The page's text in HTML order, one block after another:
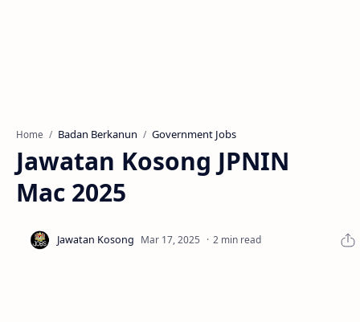
Home Badan Berkanun Government Jobs
Jawatan Kosong JPNIN
Mac 2025
2 min read